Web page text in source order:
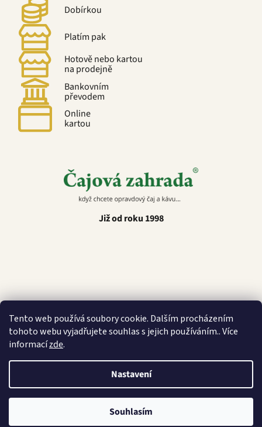
Tento web používá soubory cookie. Dalším procházením
tohoto webu vyjadřujete souhlas s jejich používáním.. Více
informacízde.
Nastavení
Souhlasím
Dobírkou
Platím pak
Hotově nebo kartou
na prodejně
Bankovním
převodem
Online
kartou
Již od roku 1998
Latino Café
Vytvořil Shoptet
Čajová zahrada. Všechna práva vyhrazena.